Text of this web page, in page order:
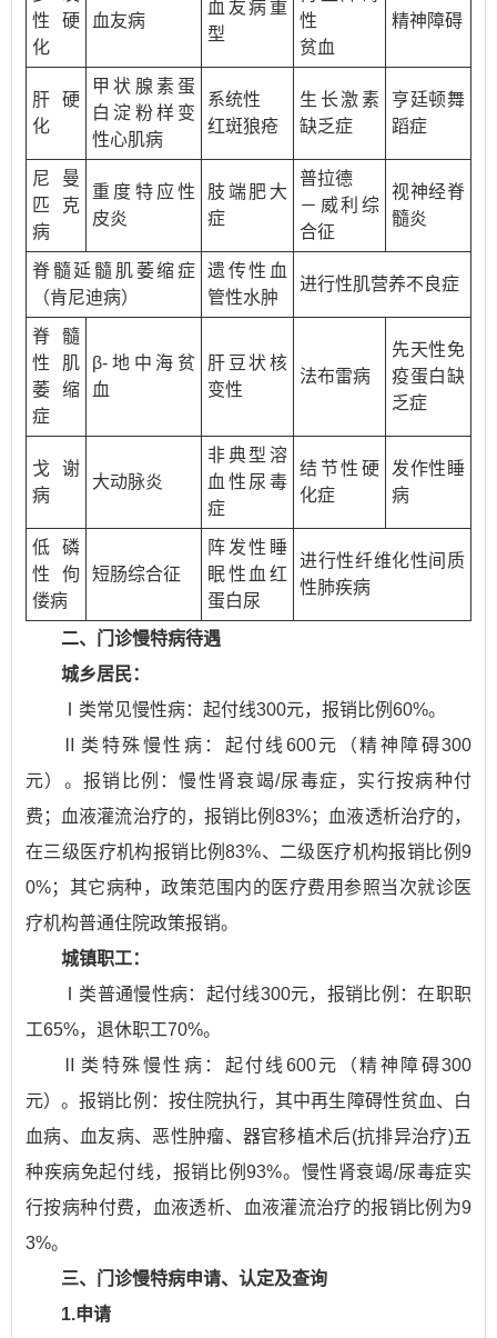
性硬
化
血友病
血友病重
型
性
贫血
精神障碍
肝硬
化
甲状腺素蛋
白淀粉样变
性心肌病
系统性
红斑狼疮
生长激素
缺乏症
亨廷顿舞
蹈症
尼曼
匹克
病
重度特应性
皮炎
肢端肥大
症
普拉德
－威利综
合征
视神经脊
髓炎
脊髓延髓肌萎缩症
（肯尼迪病）
遗传性血
管性水肿
进行性肌营养不良症
脊髓
性肌
萎缩
症
β-地中海贫
血
肝豆状核
变性
法布雷病
先天性免
疫蛋白缺
乏症
戈谢
病
大动脉炎
非典型溶
血性尿毒
症
结节性硬
化症
发作性睡
病
低磷
性佝
偻病
短肠综合征
阵发性睡
眠性血红
蛋白尿
进行性纤维化性间质
性肺疾病
二、门诊慢特病待遇
城乡居民：
Ⅰ类常见慢性病：起付线300元，报销比例60%。
Ⅱ类特殊慢性病：起付线600元（精神障碍300
元）。报销比例：慢性肾衰竭/尿毒症，实行按病种付
费；血液灌流治疗的，报销比例83%；血液透析治疗的，
在三级医疗机构报销比例83%、二级医疗机构报销比例9
0%；其它病种，政策范围内的医疗费用参照当次就诊医
疗机构普通住院政策报销。
城镇职工：
Ⅰ类普通慢性病：起付线300元，报销比例：在职职
工65%，退休职工70%。
Ⅱ类特殊慢性病：起付线600元（精神障碍300
元）。报销比例：按住院执行，其中再生障碍性贫血、白
血病、血友病、恶性肿瘤、器官移植术后(抗排异治疗)五
种疾病免起付线，报销比例93%。慢性肾衰竭/尿毒症实
行按病种付费，血液透析、血液灌流治疗的报销比例为9
3%。
三、门诊慢特病申请、认定及查询
1.申请